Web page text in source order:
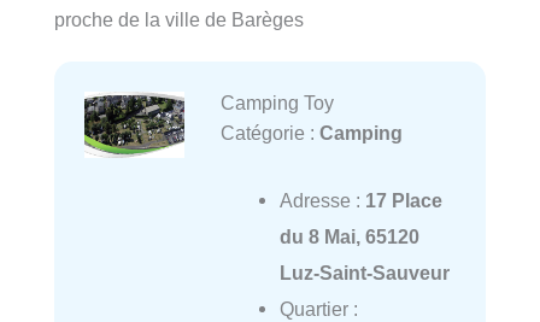
proche de la ville de Barèges
Camping Toy
Catégorie : Camping
Adresse : 17 Place
du 8 Mai, 65120
Luz-Saint-Sauveur
Quartier :